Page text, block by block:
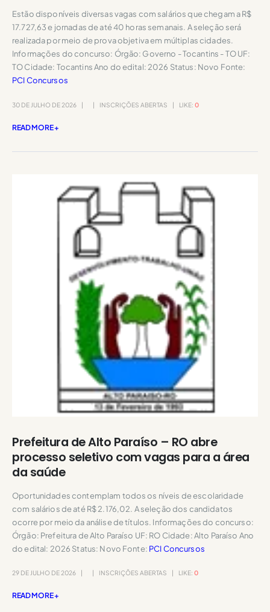
Estão disponíveis diversas vagas com salários que chegam a R$
17.727,63 e jornadas de até 40 horas semanais. A seleção será
realizada por meio de prova objetiva em múltiplas cidades.
Informações do concurso: Órgão: Governo - Tocantins - TO UF:
TO Cidade: Tocantins Ano do edital: 2026 Status: Novo Fonte:
PCI Concursos
30 DE JULHO DE 2026 INSCRIÇÕES ABERTAS LIKE: 0
READ MORE +
Prefeitura de Alto Paraíso – RO abre
processo seletivo com vagas para a área
da saúde
Oportunidades contemplam todos os níveis de escolaridade
com salários de até R$ 2.176,02. A seleção dos candidatos
ocorre por meio da análise de títulos. Informações do concurso:
Órgão: Prefeitura de Alto Paraíso UF: RO Cidade: Alto Paraíso Ano
do edital: 2026 Status: Novo Fonte: PCI Concursos
29 DE JULHO DE 2026 INSCRIÇÕES ABERTAS LIKE: 0
READ MORE +